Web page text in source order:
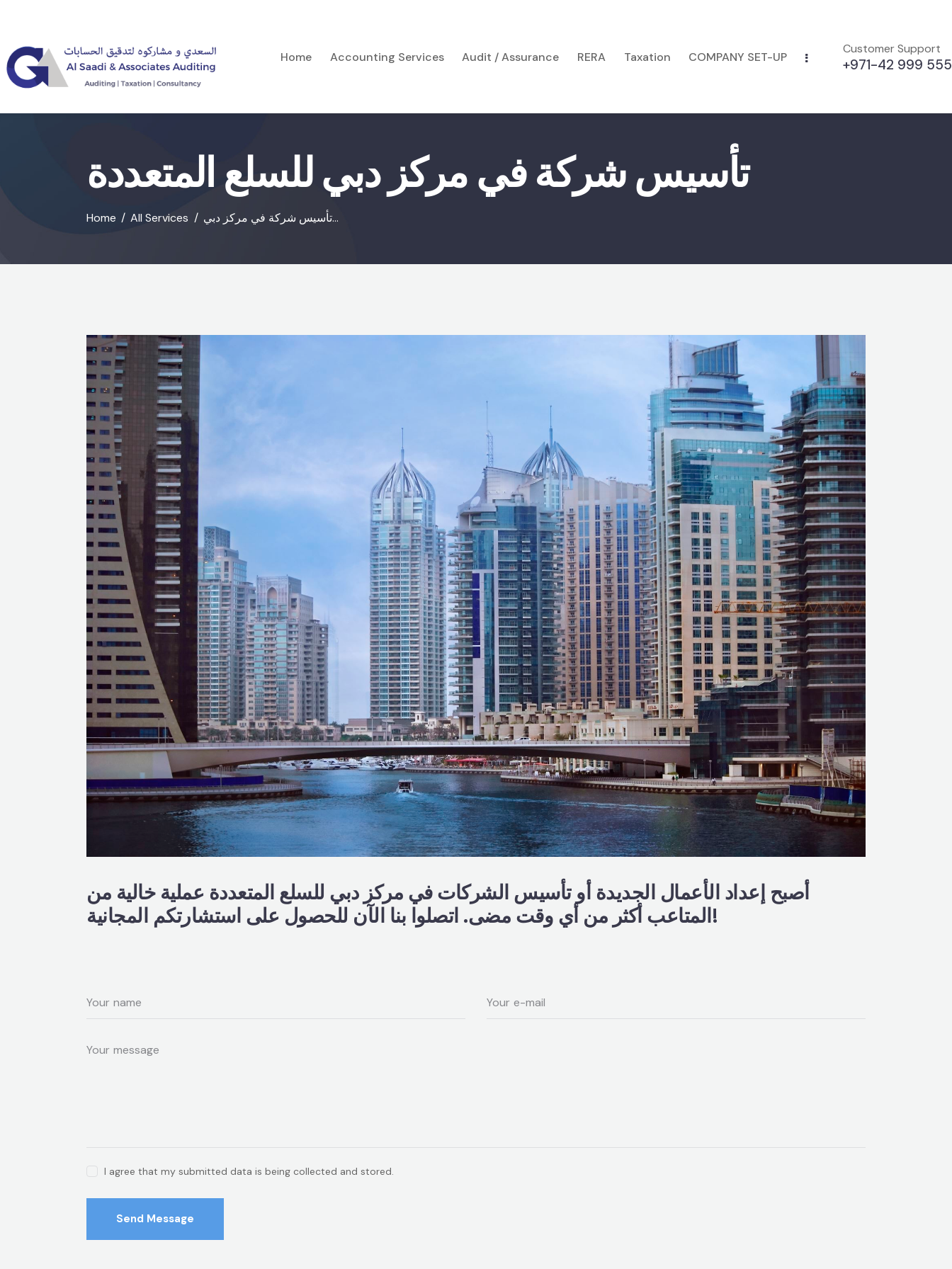
Home Accounting Services Audit / Assurance RERA Taxation COMPANY SET-UP
Customer Support
+971-42 999 555
تأسيس شركة في مركز دبي للسلع المتعددة
Home All Services تأسيس شركة في مركز دبي...
أصبح إعداد الأعمال الجديدة أو تأسيس الشركات في مركز دبي للسلع المتعددة عملية خالية من
المتاعب أكثر من أي وقت مضى. اتصلوا بنا الآن للحصول على استشارتكم المجانية!
I agree that my submitted data is being collected and stored.
Send Message